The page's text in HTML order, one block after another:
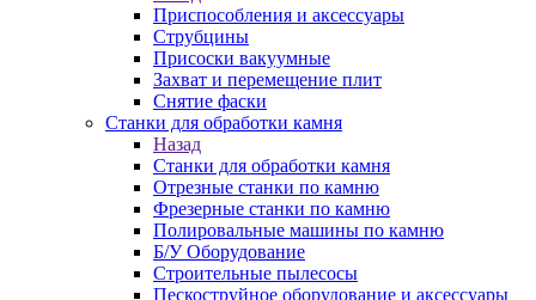
Приспособления и аксессуары
Струбцины
Присоски вакуумные
Захват и перемещение плит
Снятие фаски
Станки для обработки камня
Назад
Станки для обработки камня
Отрезные станки по камню
Фрезерные станки по камню
Полировальные машины по камню
Б/У Оборудование
Строительные пылесосы
Пескоструйное оборудование и аксессуары